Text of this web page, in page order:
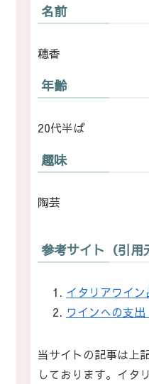
名前
穂香
年齢
20代半ば
趣味
陶芸
参考サイト（引用
イタリアワイン
ワインへの支出
当サイトの記事は上
しております。イタ